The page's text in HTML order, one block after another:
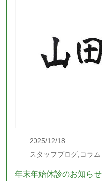
2025/12/18
スタッフブログ,コラム
年末年始休診のお知らせ